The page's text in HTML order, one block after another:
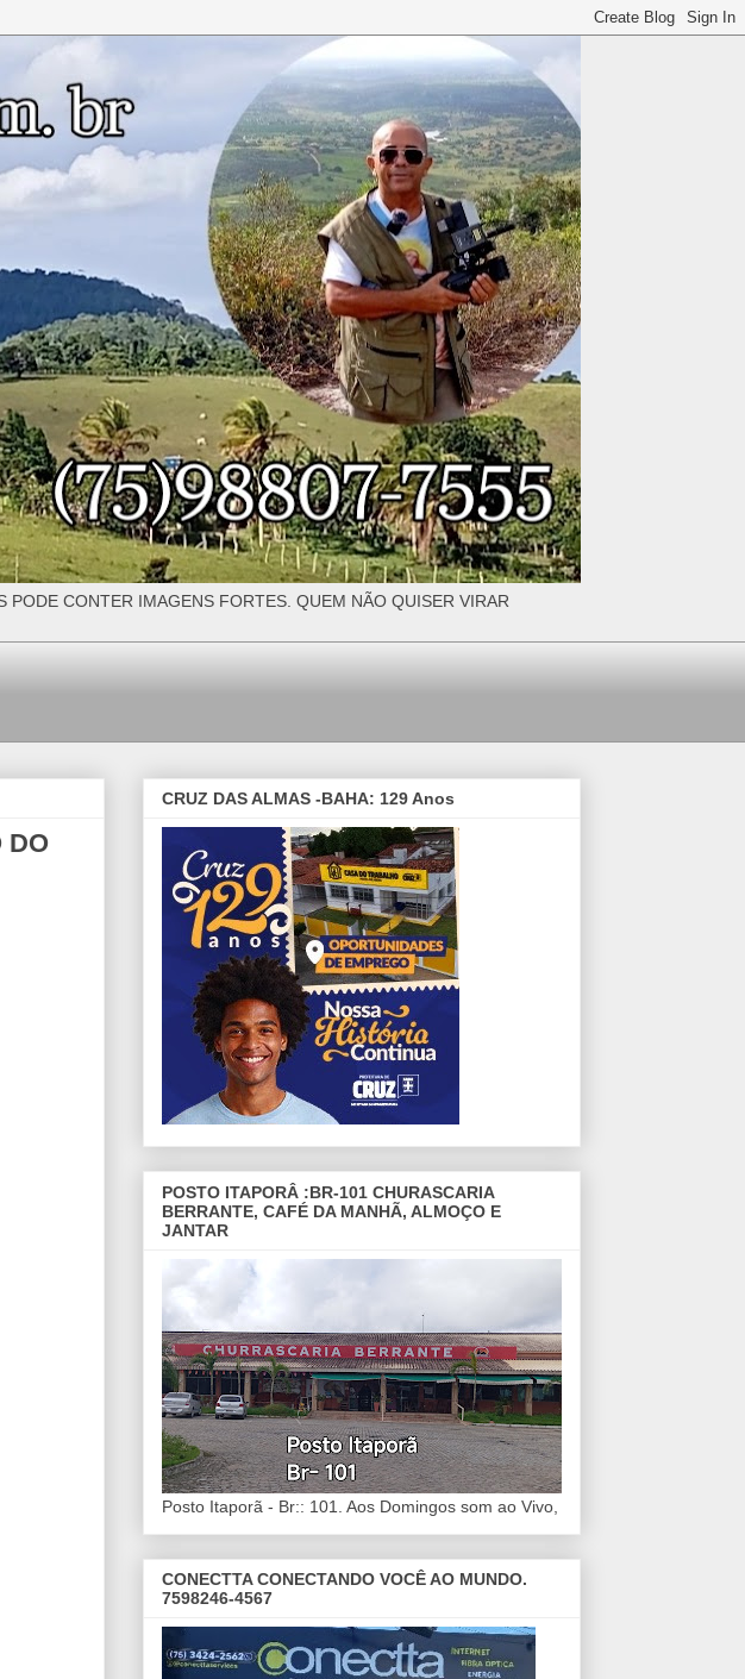
CONTER IMAGENS FORTES. QUEM NÃO QUISER VIRAR
DO
CRUZ DAS ALMAS -BAHA: 129 Anos
POSTO ITAPORÂ :BR-101 CHURASCARIA
BERRANTE, CAFÉ DA MANHÃ, ALMOÇO E
JANTAR
Posto Itaporã - Br:: 101. Aos Domingos som ao Vivo,
CONECTTA CONECTANDO VOCÊ AO MUNDO.
7598246-4567